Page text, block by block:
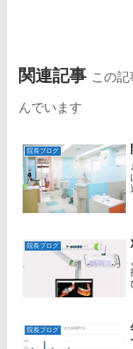
関連記事 この
んでいます
院長ブログ
院長ブログ
院長ブログ